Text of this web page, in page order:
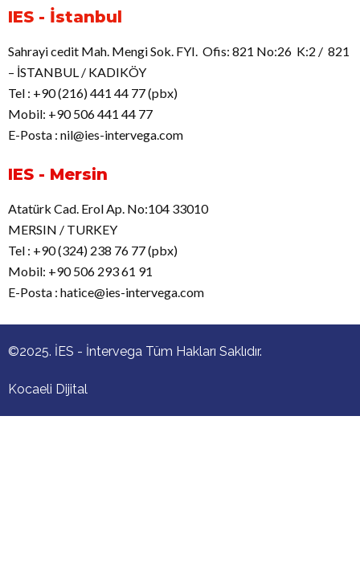
IES - İstanbul
Sahrayi cedit Mah. Mengi Sok. FYI. Ofis: 821 No:26 K:2 / 821
– İSTANBUL / KADIKÖY
Tel : +90 (216) 441 44 77 (pbx)
Mobil: +90 506 441 44 77
E-Posta : nil@ies-intervega.com
IES - Mersin
Atatürk Cad. Erol Ap. No:104 33010
MERSIN / TURKEY
Tel : +90 (324) 238 76 77 (pbx)
Mobil: +90 506 293 61 91
E-Posta : hatice@ies-intervega.com
©2025. İES - İntervega Tüm Hakları Saklıdır.
Kocaeli Dijital